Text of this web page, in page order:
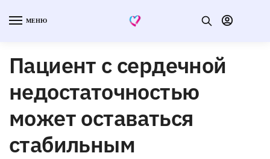
МЕНЮ
Пациент с сердечной
недостаточностью
может оставаться
стабильным